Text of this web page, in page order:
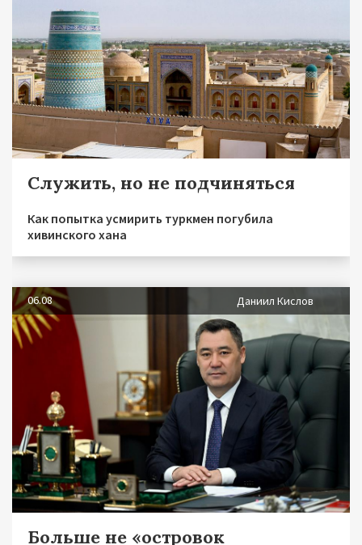
Служить, но не подчиняться
Как попытка усмирить туркмен погубила
хивинского хана
06.08 Даниил Кислов
Больше не «островок